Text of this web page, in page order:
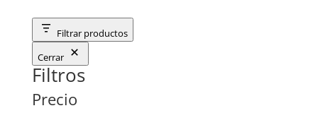
Filtrar productos
Cerrar
Filtros
Precio